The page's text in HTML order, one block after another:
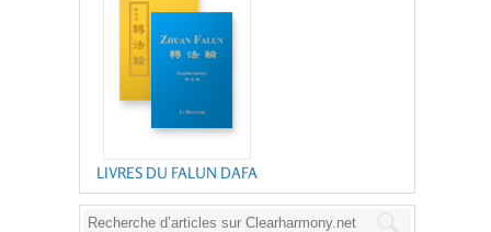
LIVRES DU FALUN DAFA